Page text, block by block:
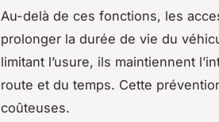
Au-delà de ces fonctions, les
prolonger la durée de vie du
limitant l’usure, ils maintiennent
route et du temps. Cette
coûteuses.